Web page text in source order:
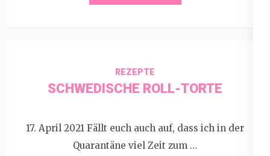
REZEPTE
SCHWEDISCHE ROLL-TORTE
17. April 2021 Fällt euch auch auf, dass ich in der
Quarantäne viel Zeit zum …